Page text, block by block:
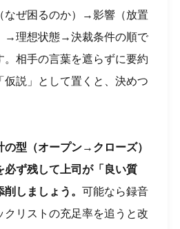
ぜ困るのか）→影響（放置
→理想状態→決裁条件の順で
。相手の言葉を遮らずに要約
仮説」として置くと、決めつ
の型（オープン→クローズ）
必ず残して上司が「良い質
削しましょう。可能なら録音
クリストの充足率を追うと改